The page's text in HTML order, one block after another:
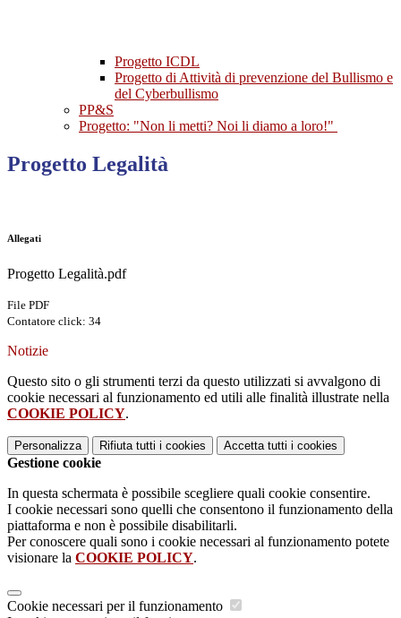
Progetto ICDL
Progetto di Attività di prevenzione del Bullismo e
del Cyberbullismo
PP&S
Progetto: "Non li metti? Noi li diamo a loro!"
Progetto Legalità
Allegati
Progetto Legalità.pdf
File PDF
Contatore click: 34
Notizie
Questo sito o gli strumenti terzi da questo utilizzati si avvalgono di
cookie necessari al funzionamento ed utili alle finalità illustrate nella
COOKIE POLICY.
Personalizza Rifiuta tutti i cookies Accetta tutti i cookies
Gestione cookie
In questa schermata è possibile scegliere quali cookie consentire.
I cookie necessari sono quelli che consentono il funzionamento della
piattaforma e non è possibile disabilitarli.
Per conoscere quali sono i cookie necessari al funzionamento potete
visionare la COOKIE POLICY.
Cookie necessari per il funzionamento